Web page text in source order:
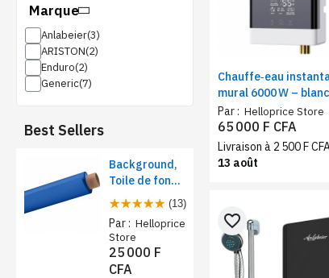
Marque
Anlabeier
ARISTON
Enduro
Generic
Best Sellers
Background,
Toile de fond
papier pour
studio photo -
Rose foncé
(13)
Par : Helloprice
Store
25 000 F
CFA
Chauffe‑eau
mural 6000 W –
affichage LCD, sans
réservoir
Par : Helloprice Store
65 000 F CFA
Livraison à 2 500 F
13 août
favorite_border